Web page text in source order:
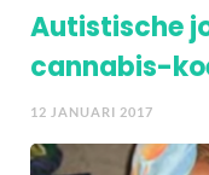
Autistische
cannabis-
12 JANUARI 2017